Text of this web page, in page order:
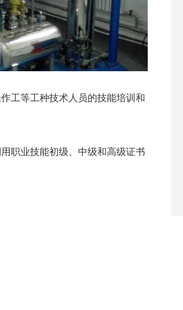
工等工种技术人员的技能培训和
职业技能初级、中级和高级证书